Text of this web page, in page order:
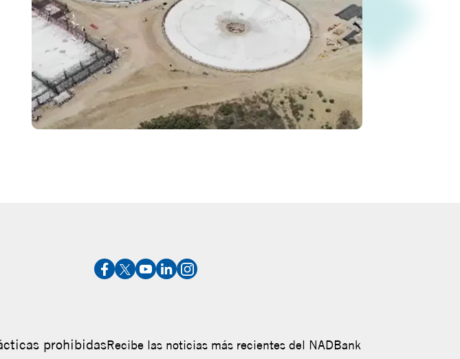
prohibidasRecibe las noticias más recientes del NADBank